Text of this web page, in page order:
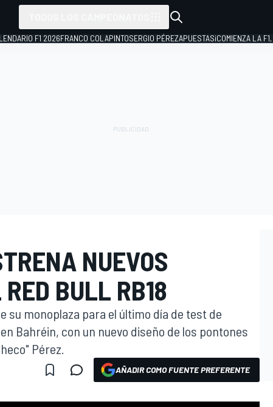
F1 2026FRANCO COLAPINTOSERGIO PÉREZAPUESTAS¡COMIENZA LA
NUEVOS
BULL RB18
su monoplaza para el último día de test de
Bahréin, con un nuevo diseño de los pontones
Pérez.
AÑADIR COMO FUENTE PREFERENTE